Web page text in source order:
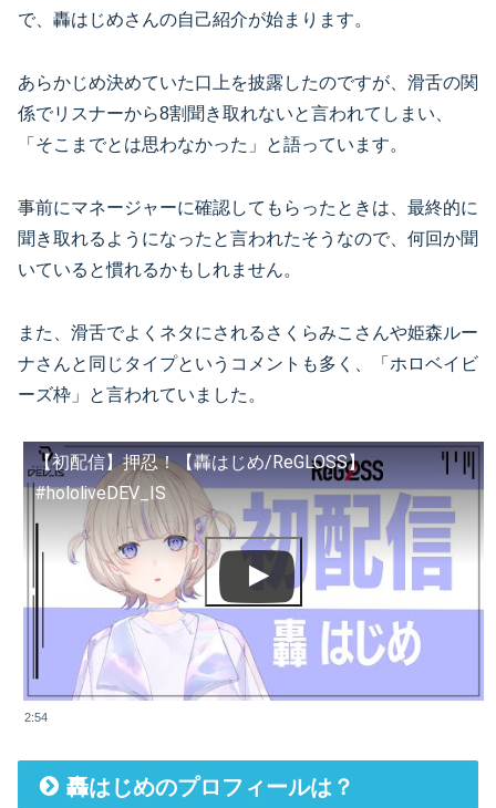
で、轟はじめさんの自己紹介が始まります。
あらかじめ決めていた口上を披露したのですが、滑舌の関
係でリスナーから8割聞き取れないと言われてしまい、
「そこまでとは思わなかった」と語っています。
事前にマネージャーに確認してもらったときは、最終的に
聞き取れるようになったと言われたそうなので、何回か聞
いていると慣れるかもしれません。
また、滑舌でよくネタにされるさくらみこさんや姫森ルー
ナさんと同じタイプというコメントも多く、「ホロベイビ
ーズ枠」と言われていました。
【初配信】押忍！【轟はじめ/ReGLOSS】
#hololiveDEV_IS
2:54
轟はじめのプロフィールは？